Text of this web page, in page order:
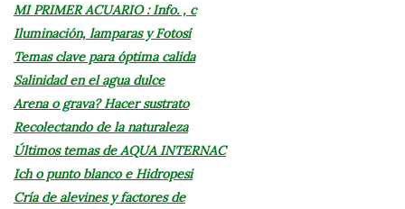
MI PRIMER ACUARIO : Info. , c
Iluminación, lamparas y Fotosí
Temas clave para óptima calida
Salinidad en el agua dulce
Arena o grava? Hacer sustrato
Recolectando de la naturaleza
Últimos temas de AQUA INTERNAC
Ich o punto blanco e Hidropesi
Cría de alevines y factores de